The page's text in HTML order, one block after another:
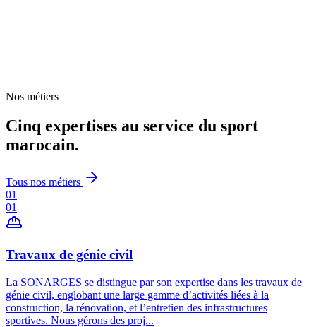
Nos métiers
Cinq expertises au service du sport
marocain.
Tous nos métiers
01
01
Travaux de génie civil
La SONARGES se distingue par son expertise dans les travaux de
génie civil, englobant une large gamme d’activités liées à la
construction, la rénovation, et l’entretien des infrastructures
sportives. Nous gérons des proj...